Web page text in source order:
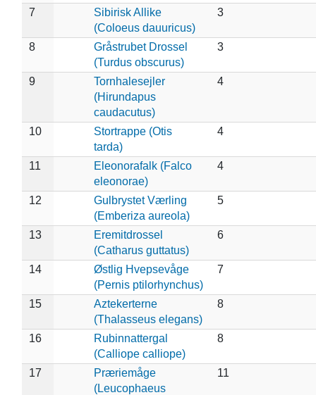
7
Sibirisk Allike
(Coloeus dauuricus)
3
8
Gråstrubet Drossel
(Turdus obscurus)
3
9
Tornhalesejler
(Hirundapus
caudacutus)
4
10
Stortrappe (Otis
tarda)
4
11
Eleonorafalk (Falco
eleonorae)
4
12
Gulbrystet Værling
(Emberiza aureola)
5
13
Eremitdrossel
(Catharus guttatus)
6
14
Østlig Hvepsevåge
(Pernis ptilorhynchus)
7
15
Aztekerterne
(Thalasseus elegans)
8
16
Rubinnattergal
(Calliope calliope)
8
17
Præriemåge
(Leucophaeus
11